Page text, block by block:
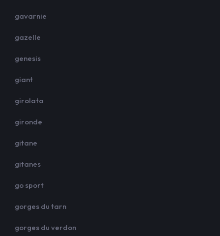
gavarnie
gazelle
genesis
giant
girolata
gironde
gitane
gitanes
go sport
gorges du tarn
gorges du verdon